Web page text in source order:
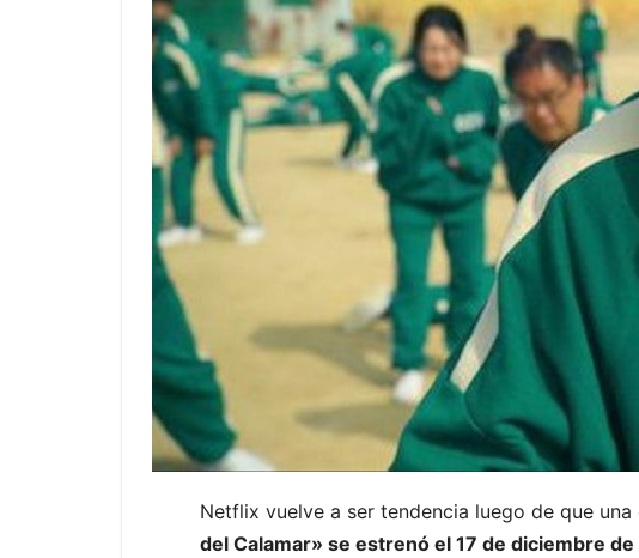
Netflix vuelve a ser tendencia luego de que
del Calamar» se estrenó el 17 de diciembre